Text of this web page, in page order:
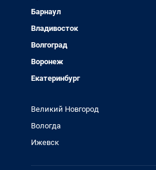
Барнаул
Владивосток
Волгоград
Воронеж
Екатеринбург
Великий Новгород
Вологда
Ижевск